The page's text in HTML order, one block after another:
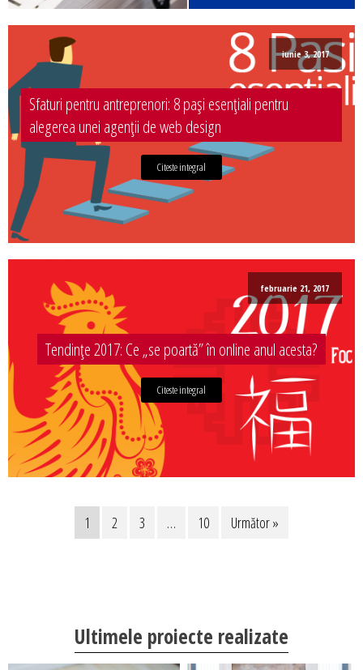
iunie 3, 2017
Sfaturi pentru antreprenori: 8 pași esențiali pentru
alegerea unei agenții de web design
Citeste integral
februarie 21, 2017
Tendințe 2017: Ce „se poartă” în online anul acesta?
Citeste integral
1 2 3 … 10 Următor »
Ultimele proiecte realizate